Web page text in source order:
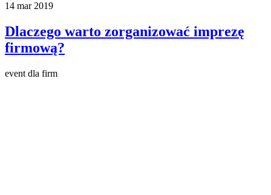
14 mar 2019
Dlaczego warto zorganizować imprezę
firmową?
event dla firm